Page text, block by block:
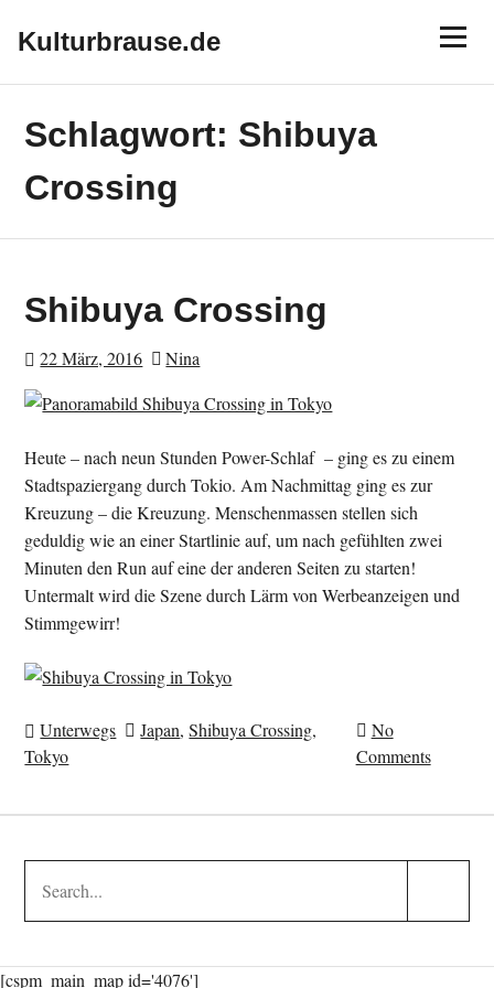
Kulturbrause.de Menu
Schlagwort: Shibuya
Crossing
Shibuya Crossing
22 März, 2016 Nina
Heute – nach neun Stunden Power-Schlaf – ging es zu einem
Stadtspaziergang durch Tokio. Am Nachmittag ging es zur
Kreuzung – die Kreuzung. Menschenmassen stellen sich
geduldig wie an einer Startlinie auf, um nach gefühlten zwei
Minuten den Run auf eine der anderen Seiten zu starten!
Untermalt wird die Szene durch Lärm von Werbeanzeigen und
Stimmgewirr!
Unterwegs Japan,Shibuya Crossing,
Tokyo
No
Comments
Search
for:
Submit
[cspm_main_map id='4076']